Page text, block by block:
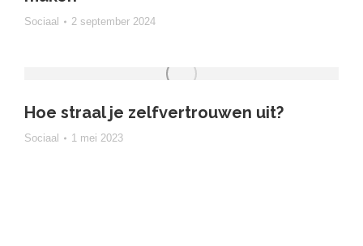
Sociaal 2 september 2024
Hoe straal je zelfvertrouwen uit?
Sociaal 1 mei 2023